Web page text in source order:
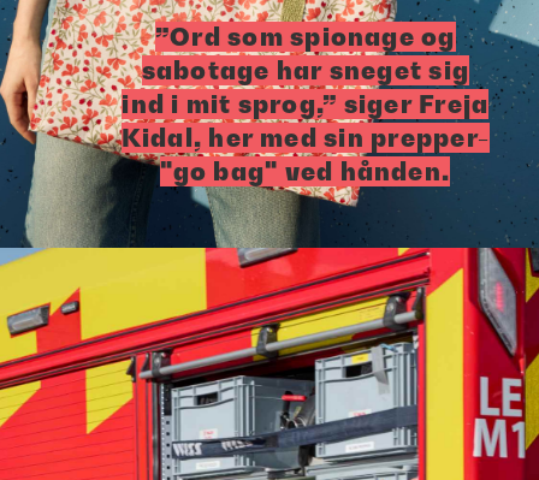
”Ord som spionage og
sabotage har sneget sig
ind i mit sprog,” siger Freja
Kidal, her med sin prepper-
"go bag" ved hånden.